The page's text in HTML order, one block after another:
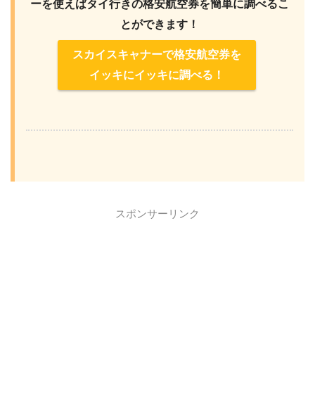
ーを使えばタイ行きの格安航空券を簡単に調べるこ
とができます！
スカイスキャナーで格安航空券を
イッキにイッキに調べる！
スポンサーリンク